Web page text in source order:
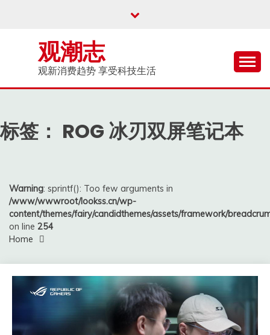
观潮志
观新消费趋势 享受科技生活
标签： ROG 冰刃双屏笔记本
Warning: sprintf(): Too few arguments in
/www/wwwroot/lookss.cn/wp-
content/themes/fairy/candidthemes/assets/framework/
on line 254
Home